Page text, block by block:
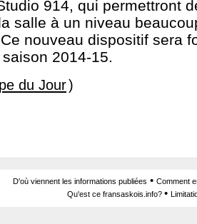
914, qui permettront
salle à un niveau
nouveau dispositif sera
2014-15.
du Jour)
D'où viennent les informations publiées • Comment
Qu'est ce fransaskois.info? •